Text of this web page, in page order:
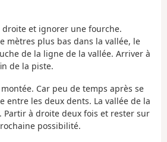
droite et ignorer une fourche.
mètres plus bas dans la vallée, le
de la ligne de la vallée. Arriver à
de la piste.
Car peu de temps après se
entre les deux dents. La vallée de la
Partir à droite deux fois et rester sur
possibilité.